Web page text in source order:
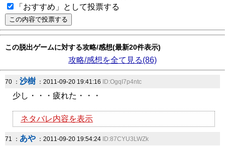
「おすすめ」として投票する
この脱出ゲームに対する攻略/感想(最新20件表示)
攻略/感想を全て見る(86)
70 ： 沙樹 ：2011-09-20 19:41:16 ID:OgqI7p4ntc
少し・・・疲れた・・・
ネタバレ内容を表示
71 ： あや ：2011-09-20 19:54:24 ID:87CYU3LWZk